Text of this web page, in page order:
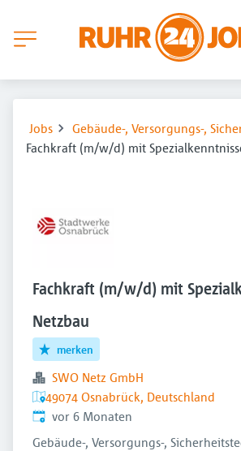
Jobs
Gebäude-, Versorgungs-,
Fachkraft (m/w/d) mit
Fachkraft (m/w/d) mit
Netzbau
merken
SWO Netz GmbH
49074 Osnabrück, Deutschland
Veröffentlicht:
vor 6 Monaten
Gebäude-, Versorgungs-,